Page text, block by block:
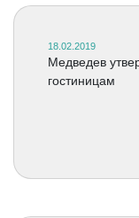
18.02.2019
Медведев
гостиницам